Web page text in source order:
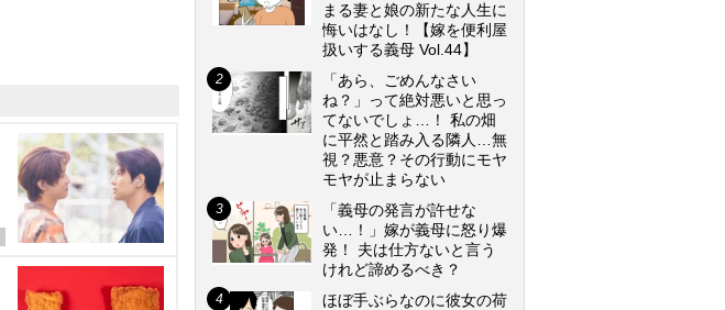
まる妻と娘の新たな人生に
悔いはなし！【嫁を便利屋
扱いする義母 Vol.44】
「あら、ごめんなさい
ね？」って絶対悪いと思っ
てないでしょ…！ 私の畑
に平然と踏み入る隣人…無
視？悪意？その行動にモヤ
モヤが止まらない
「義母の発言が許せな
い…！」嫁が義母に怒り爆
発！ 夫は仕方ないと言う
けれど諦めるべき？
ほぼ手ぶらなのに彼女の荷